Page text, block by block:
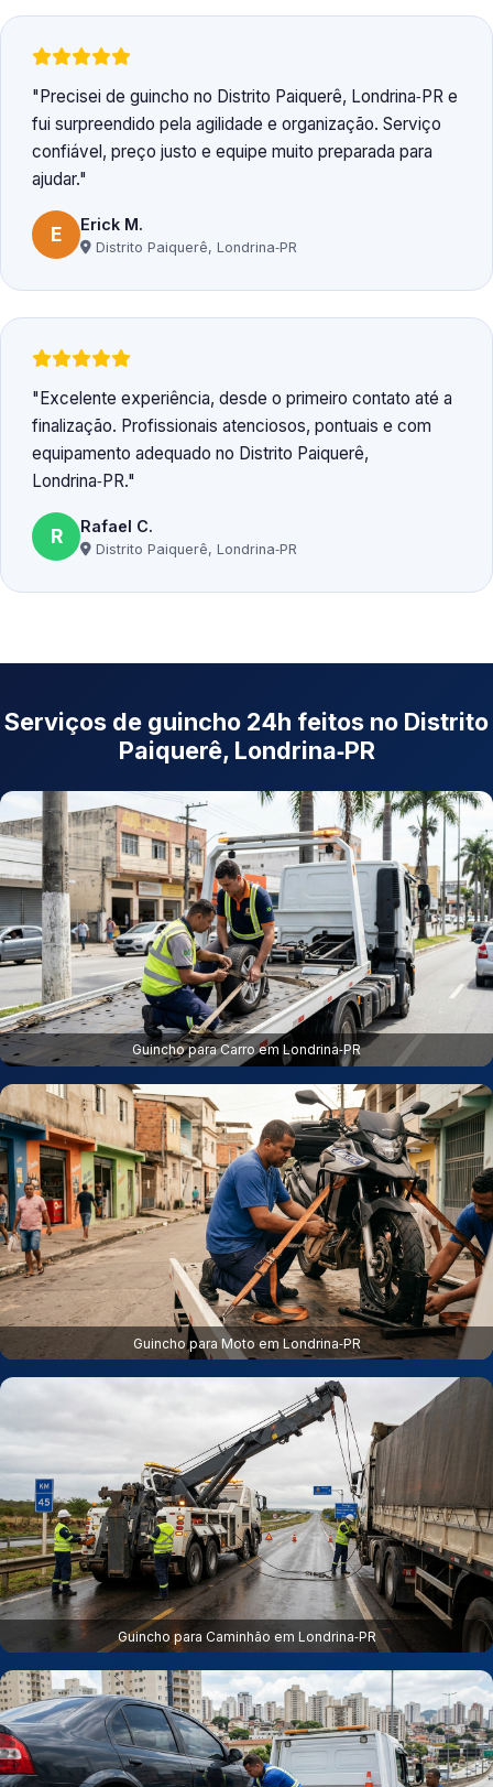
Precisei de guincho no Distrito Paiquerê, Londrina‑PR e
fui surpreendido pela agilidade e organização. Serviço
confiável, preço justo e equipe muito preparada para
ajudar.
E Erick M.
Distrito Paiquerê, Londrina‑PR
Excelente experiência, desde o primeiro contato até a
finalização. Profissionais atenciosos, pontuais e com
equipamento adequado no Distrito Paiquerê,
Londrina‑PR.
R Rafael C.
Distrito Paiquerê, Londrina‑PR
Serviços de guincho 24h feitos no Distrito
Paiquerê, Londrina‑PR
Guincho para Carro em Londrina‑PR
Guincho para Moto em Londrina‑PR
Guincho para Caminhão em Londrina‑PR